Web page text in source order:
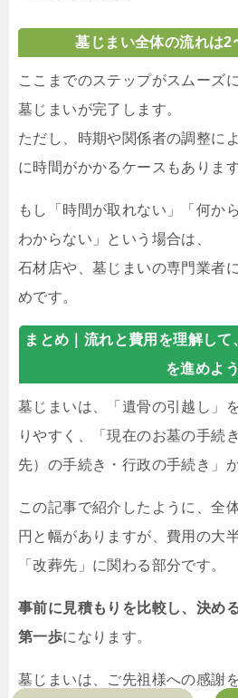
墓じまい全体の流れは2
ここまでのステップがスムーズ
墓じまいが完了します。
ただし、時期や関係者の調整に
に時間がかかるケースもあります
もし「時間が取れない」「何か
わからない」という場合は、
石材店や、墓じまいの専門業者
めです。
まとめ｜ 流れと費用を理解して
を進めよう
墓じまいは、「遺骨の引越し」
りやすく、「現在のお墓の手続
先）の手続き・行政の手続き」
この記事で紹介したように、全
円と幅がありますが、費用の大
「改葬先」に関わる部分です。
事前に見積もりを比較し、決め
第一歩になります。
墓じまいは、ご先祖様への感謝